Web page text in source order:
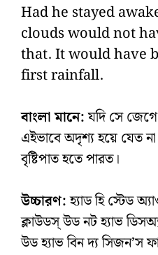
Had he stayed
clouds would not
that. It would have
first rainfall.
বাংলা মানে:যদি সে
এইভাবে অদৃশ্য হয়ে যেত
বৃষ্টিপাত হতে পারত।
উচ্চারণ:হ্যাড হি স্টেড
ক্লাউডস্‌ উড নট হ্যাভ
উড হ্যাভ বিন দ্য সিজন’স